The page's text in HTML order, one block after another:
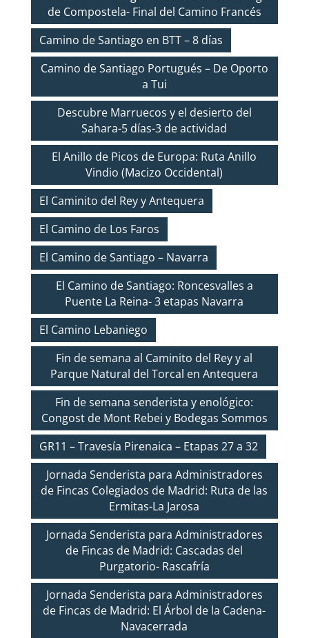
de Compostela- Final del Camino Francés
Camino de Santiago en BTT – 8 días
Camino de Santiago Portugués – De Oporto
a Tui
Descubre Marruecos y el desierto del
Sahara-5 días-3 de actividad
El Anillo de Picos de Europa: Ruta Anillo
Vindio (Macizo Occidental)
El Caminito del Rey y Antequera
El Camino de Los Faros
El Camino de Santiago – Navarra
El Camino de Santiago: Roncesvalles a
Puente La Reina- 3 etapas Navarra
El Camino Lebaniego
Fin de semana al Caminito del Rey y al
Parque Natural del Torcal en Antequera
Fin de semana senderista y enológico:
Congost de Mont Rebei y Bodegas Sommos
GR11 – Travesía Pirenaica – Etapas 27 a 32
Jornada Senderista para Administradores
de Fincas Colegiados de Madrid: Ruta de las
Ermitas-La Jarosa
Jornada Senderista para Administradores
de Fincas de Madrid: Cascadas del
Purgatorio- Rascafría
Jornada Senderista para Administradores
de Fincas de Madrid: El Árbol de la Cadena-
Navacerrada